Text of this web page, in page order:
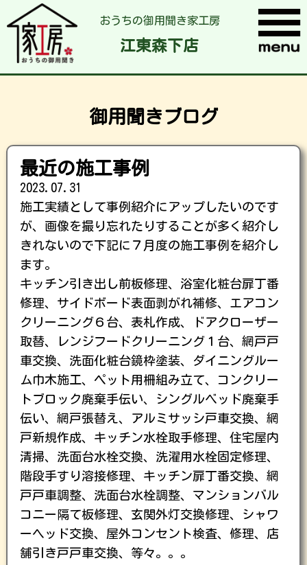
おうちの御用聞き家工房
江東森下店
御用聞きブログ
最近の施工事例
2023.07.31
施工実績として事例紹介にアップしたいのです
が、画像を撮り忘れたりすることが多く紹介し
きれないので下記に７月度の施工事例を紹介し
ます。
キッチン引き出し前板修理、浴室化粧台扉丁番
修理、サイドボード表面剥がれ補修、エアコン
クリーニング６台、表札作成、ドアクローザー
取替、レンジフードクリーニング１台、網戸戸
車交換、洗面化粧台鏡枠塗装、ダイニングルー
ム巾木施工、ペット用柵組み立て、コンクリー
トブロック廃棄手伝い、シングルベッド廃棄手
伝い、網戸張替え、アルミサッシ戸車交換、網
戸新規作成、キッチン水栓取手修理、住宅屋内
清掃、洗面台水栓交換、洗濯用水栓固定修理、
階段手すり溶接修理、キッチン扉丁番交換、網
戸戸車調整、洗面台水栓調整、マンションバル
コニー隔て板修理、玄関外灯交換修理、シャワ
ーヘッド交換、屋外コンセント検査、修理、店
舗引き戸戸車交換、等々。。。